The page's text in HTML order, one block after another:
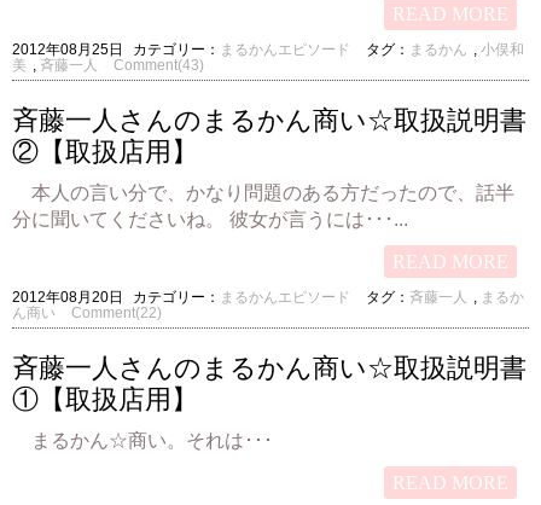
READ MORE
2012年08月25日 カテゴリー： まるかんエピソード タグ： まるかん
小俣和
美
斉藤一人 Comment(43)
斉藤一人さんのまるかん商い☆取扱説明書
②【取扱店用】
本人の言い分で、かなり問題のある方だったので、話半
分に聞いてくださいね。 彼女が言うには･･･...
READ MORE
2012年08月20日 カテゴリー： まるかんエピソード タグ： 斉藤一人
まるか
ん商い
Comment(22)
斉藤一人さんのまるかん商い☆取扱説明書
①【取扱店用】
まるかん☆商い。それは･･･
READ MORE